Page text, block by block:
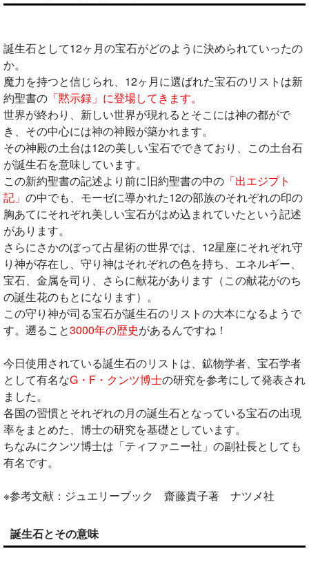
誕生石として12ヶ月の宝石がどのように決められていったの
か。
魔力を持つと信じられ、12ヶ月に選ばれた宝石のリストは新
約聖書の 「黙示録」に登場してきます。
世界が終わり、新しい世界が現れるとそこには神の都がで
き、その中心には神の神殿が築かれます。
その神殿の土台は12の美しい宝石でできており、この土台石
が誕生石を意味しています。
この新約聖書の記述より前に旧約聖書の中の 「出エジプト
記」 の中でも、モーゼに導かれた12の部族のそれぞれの印の
胸あてにそれぞれ美しい宝石がはめ込まれていたという記述
があります。
さらにさかのぼって占星術の世界では、12星座にそれぞれ守
り神が存在し、守り神はそれぞれの色を持ち、エネルギー、
宝石、金属を司り、さらに献花があります（この献花がのち
の誕生花のもとになります）。
この守り神が司る宝石が誕生石のリストの大本になるようで
す。遡ること3000年の歴史があるんですね！
今日使用されている誕生石のリストは、鉱物学者、宝石学者
として有名なG・F・クンツ博士の研究を参考にして発表され
ました。
各国の習慣とそれぞれの月の誕生石となっている宝石の出現
率をまとめた、博士の研究を基礎としています。
ちなみにクンツ博士は「ティファニー社」の副社長としても
有名です。
※参考文献：ジュエリーブック 齋藤貴子著 ナツメ社
誕生石とその意味